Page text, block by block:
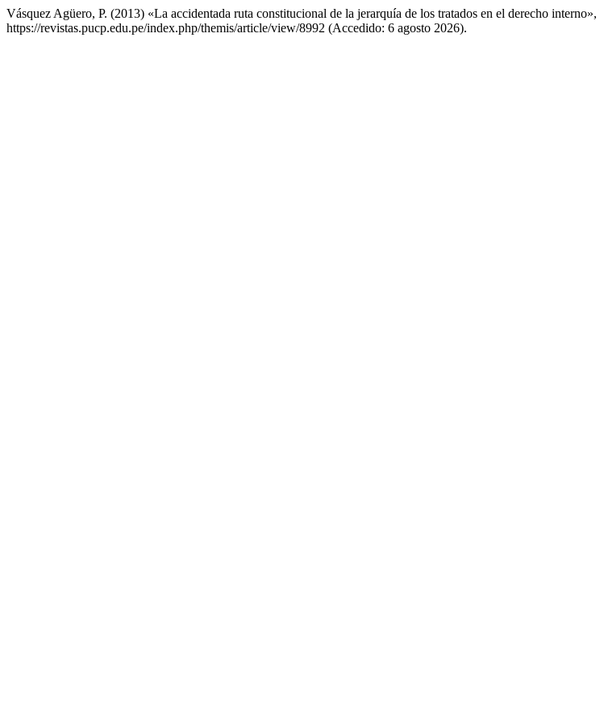
Vásquez Agüero, P. (2013) «La accidentada ruta constitucional de la jerarquía de los tratados en el derecho interno»,
https://revistas.pucp.edu.pe/index.php/themis/article/view/8992 (Accedido: 6 agosto 2026).